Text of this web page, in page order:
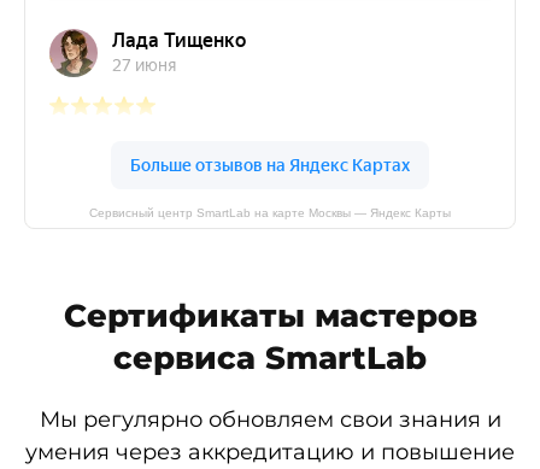
Сервисный центр SmartLab на карте Москвы — Яндекс Карты
Сертификаты мастеров
сервиса SmartLab
Мы регулярно обновляем свои знания и
умения через аккредитацию и повышение